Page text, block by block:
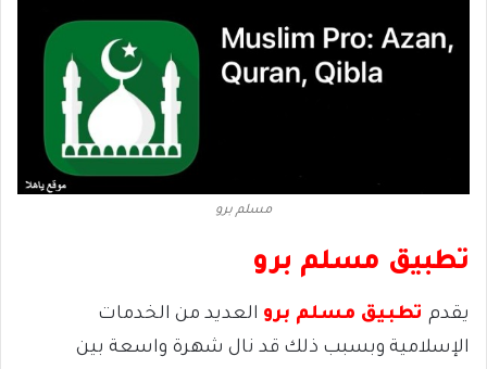
مسلم برو
تطبيق مسلم برو
يقدم تطبيق مسلم برو العديد من الخدمات
الإسلامية وبسبب ذلك قد نال شهرة واسعة بين